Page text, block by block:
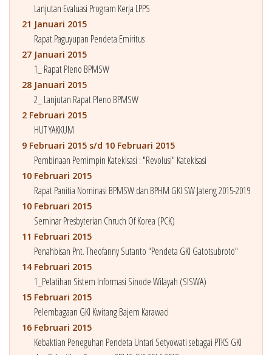
Lanjutan Evaluasi Program Kerja LPPS
21 Januari 2015
Rapat Paguyupan Pendeta Emiritus
27 Januari 2015
1_ Rapat Pleno BPMSW
28 Januari 2015
2_ Lanjutan Rapat Pleno BPMSW
2 Februari 2015
HUT YAKKUM
9 Februari 2015 s/d 10 Februari 2015
Pembinaan Pemimpin Katekisasi : "Revolusi" Katekisasi
10 Februari 2015
Rapat Panitia Nominasi BPMSW dan BPHM GKI SW Jateng 2015-2019
10 Februari 2015
Seminar Presbyterian Chruch Of Korea (PCK)
11 Februari 2015
Penahbisan Pnt. Theofanny Sutanto "Pendeta GKI Gatotsubroto"
14 Februari 2015
1_Pelatihan Sistem Informasi Sinode Wilayah (SISWA)
15 Februari 2015
Pelembagaan GKI Kwitang Bajem Karawaci
16 Februari 2015
Kebaktian Peneguhan Pendeta Untari Setyowati sebagai PTKS GKI